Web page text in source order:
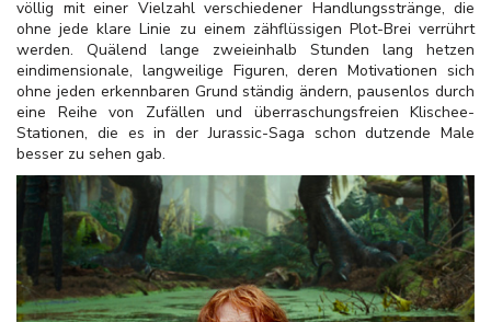
völlig mit einer Vielzahl verschiedener Handlungsstränge, die
ohne jede klare Linie zu einem zähflüssigen Plot-Brei verrührt
werden. Quälend lange zweieinhalb Stunden lang hetzen
eindimensionale, langweilige Figuren, deren Motivationen sich
ohne jeden erkennbaren Grund ständig ändern, pausenlos durch
eine Reihe von Zufällen und überraschungsfreien Klischee-
Stationen, die es in der Jurassic-Saga schon dutzende Male
besser zu sehen gab.